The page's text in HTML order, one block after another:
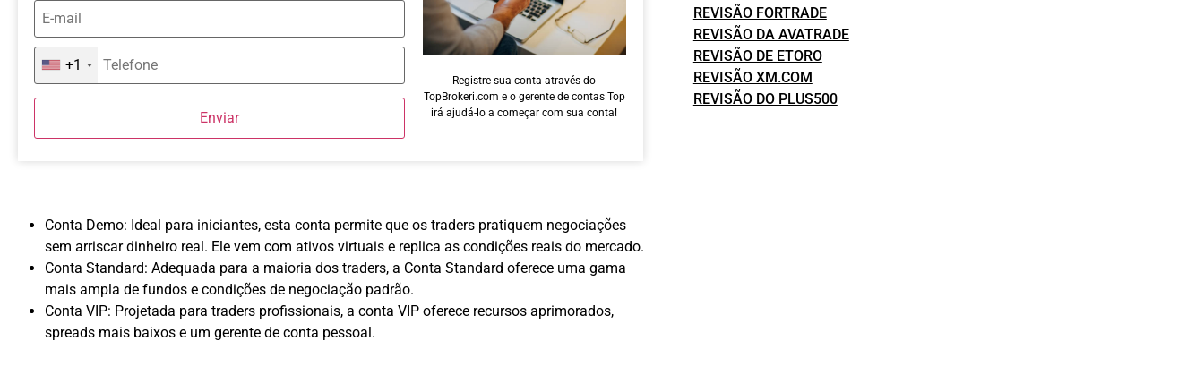
+1
Enviar
Registre sua conta através do
TopBrokeri.com e o gerente de contas Top
irá ajudá-lo a começar com sua conta!
Conta Demo: Ideal para iniciantes, esta conta permite que os traders pratiquem negociações
sem arriscar dinheiro real. Ele vem com ativos virtuais e replica as condições reais do mercado.
Conta Standard: Adequada para a maioria dos traders, a Conta Standard oferece uma gama
mais ampla de fundos e condições de negociação padrão.
Conta VIP: Projetada para traders profissionais, a conta VIP oferece recursos aprimorados,
spreads mais baixos e um gerente de conta pessoal.
REVISÃO FORTRADE
REVISÃO DA AVATRADE
REVISÃO DE ETORO
REVISÃO XM.COM
REVISÃO DO PLUS500